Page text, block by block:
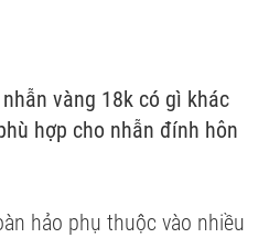
vàng 18k có gì khác
hợp cho nhẫn đính hôn
hảo phụ thuộc vào nhiều